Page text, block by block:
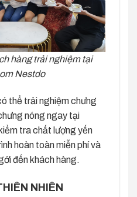
hàng trải nghiệm tại
Nestdo
thể trải nghiệm chưng
nóng ngay tại
tra chất lượng yến
hoàn toàn miễn phí và
đến khách hàng.
NHIÊN